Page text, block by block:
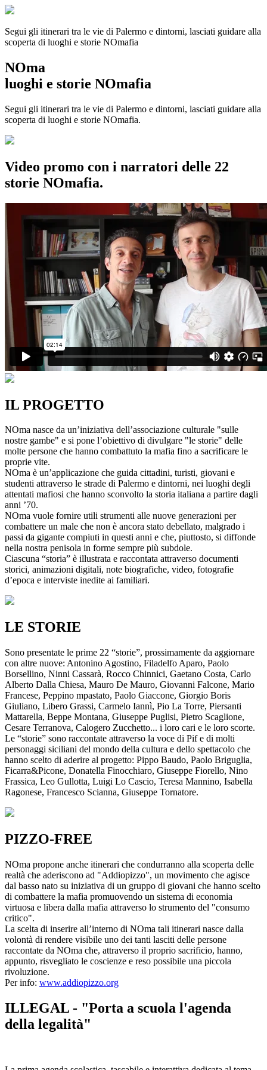
Segui gli itinerari tra le vie di Palermo e dintorni, lasciati guidare alla
scoperta di luoghi e storie NOmafia
NOma
luoghi e storie NOmafia
Segui gli itinerari tra le vie di Palermo e dintorni, lasciati guidare alla
scoperta di luoghi e storie NOmafia.
Video promo con i narratori delle 22
storie NOmafia.
IL PROGETTO
NOma nasce da un’iniziativa dell’associazione culturale "sulle
nostre gambe" e si pone l’obiettivo di divulgare "le storie" delle
molte persone che hanno combattuto la mafia fino a sacrificare le
proprie vite.
NOma è un’applicazione che guida cittadini, turisti, giovani e
studenti attraverso le strade di Palermo e dintorni, nei luoghi degli
attentati mafiosi che hanno sconvolto la storia italiana a partire dagli
anni ’70.
NOma vuole fornire utili strumenti alle nuove generazioni per
combattere un male che non è ancora stato debellato, malgrado i
passi da gigante compiuti in questi anni e che, piuttosto, si diffonde
nella nostra penisola in forme sempre più subdole.
Ciascuna “storia” è illustrata e raccontata attraverso documenti
storici, animazioni digitali, note biografiche, video, fotografie
d’epoca e interviste inedite ai familiari.
LE STORIE
Sono presentate le prime 22 “storie”, prossimamente da aggiornare
con altre nuove: Antonino Agostino, Filadelfo Aparo, Paolo
Borsellino, Ninni Cassarà, Rocco Chinnici, Gaetano Costa, Carlo
Alberto Dalla Chiesa, Mauro De Mauro, Giovanni Falcone, Mario
Francese, Peppino mpastato, Paolo Giaccone, Giorgio Boris
Giuliano, Libero Grassi, Carmelo Iannì, Pio La Torre, Piersanti
Mattarella, Beppe Montana, Giuseppe Puglisi, Pietro Scaglione,
Cesare Terranova, Calogero Zucchetto... i loro cari e le loro scorte.
Le “storie” sono raccontate attraverso la voce di Pif e di molti
personaggi siciliani del mondo della cultura e dello spettacolo che
hanno scelto di aderire al progetto: Pippo Baudo, Paolo Briguglia,
Ficarra&Picone, Donatella Finocchiaro, Giuseppe Fiorello, Nino
Frassica, Leo Gullotta, Luigi Lo Cascio, Teresa Mannino, Isabella
Ragonese, Francesco Scianna, Giuseppe Tornatore.
PIZZO-FREE
NOma propone anche itinerari che condurranno alla scoperta delle
realtà che aderiscono ad "Addiopizzo", un movimento che agisce
dal basso nato su iniziativa di un gruppo di giovani che hanno scelto
di combattere la mafia promuovendo un sistema di economia
virtuosa e libera dalla mafia attraverso lo strumento del "consumo
critico".
La scelta di inserire all’interno di NOma tali itinerari nasce dalla
volontà di rendere visibile uno dei tanti lasciti delle persone
raccontate da NOma che, attraverso il proprio sacrificio, hanno,
appunto, risvegliato le coscienze e reso possibile una piccola
rivoluzione.
Per info: www.addiopizzo.org
ILLEGAL - "Porta a scuola l'agenda
della legalità"